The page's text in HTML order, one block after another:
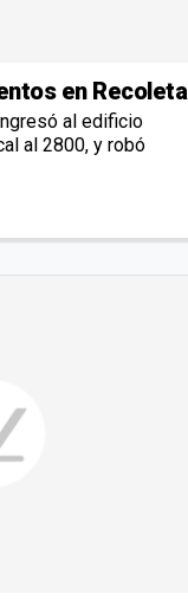
en Recoleta
al edificio
al 2800, y robó